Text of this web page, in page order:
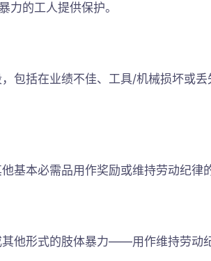
力的工人提供保护。
包括在业绩不佳、工具/机械损坏或
基本必需品用作奖励或维持劳动纪律
他形式的肢体暴力——用作维持劳动纪